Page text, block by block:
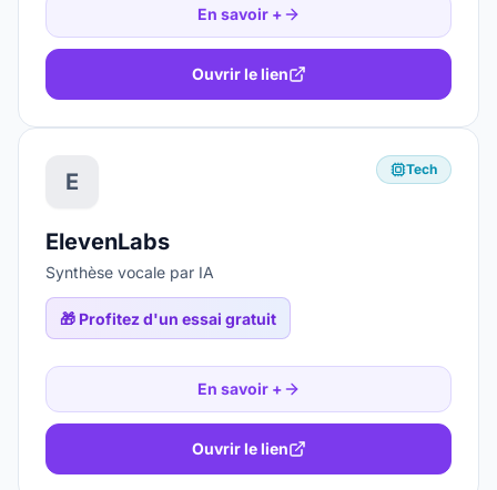
En savoir +
Ouvrir le lien
E Tech
ElevenLabs
Synthèse vocale par IA
🎁 Profitez d'un essai gratuit
En savoir +
Ouvrir le lien